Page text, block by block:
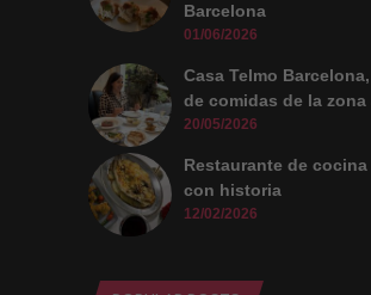
Barcelona
01/06/2026
Casa Telmo
de comidas de la zona
20/05/2026
Restaurante de
con historia
12/02/2026